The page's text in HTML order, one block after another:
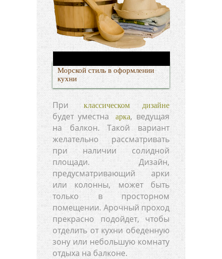
Морской стиль в оформлении
кухни
При классическом дизайне
будет уместна арка, ведущая
на балкон. Такой вариант
желательно рассматривать
при наличии солидной
площади. Дизайн,
предусматривающий арки
или колонны, может быть
только в просторном
помещении. Арочный проход
прекрасно подойдет, чтобы
отделить от кухни обеденную
зону или небольшую комнату
отдыха на балконе.